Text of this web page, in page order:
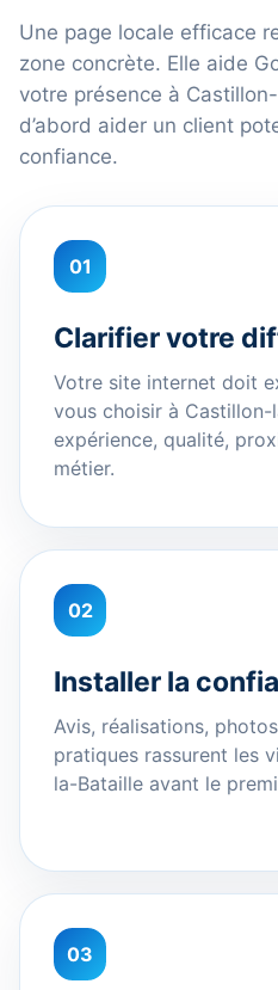
Une page locale efficace
zone concrète. Elle aide
votre présence à
d’abord aider un client
confiance.
01
Clarifier votre
Votre site internet doit
vous choisir à
expérience, qualité,
métier.
02
Installer la
Avis, réalisations,
pratiques rassurent les
la-Bataille avant le
03